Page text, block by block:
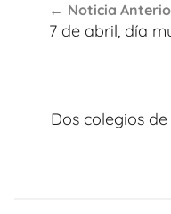
de
Noticia
7 de abril, día
Dos colegios